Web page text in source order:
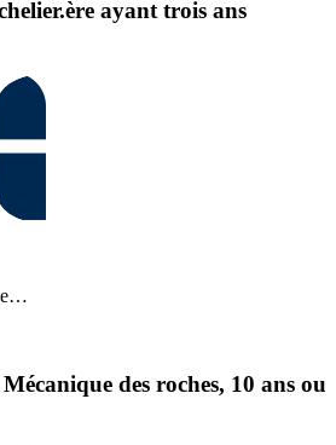
ayant trois ans
des roches, 10 ans ou